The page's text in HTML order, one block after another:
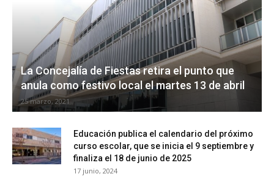
La Concejalía de Fiestas retira el punto que
anula como festivo local el martes 13 de abril
25 marzo, 2021
Educación publica el calendario del próximo
curso escolar, que se inicia el 9 septiembre y
finaliza el 18 de junio de 2025
17 junio, 2024